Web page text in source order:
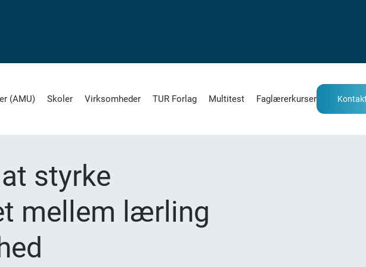
(AMU) Skoler Virksomheder TUR Forlag Multitest Faglærerkurser
styrke
mellem lærling